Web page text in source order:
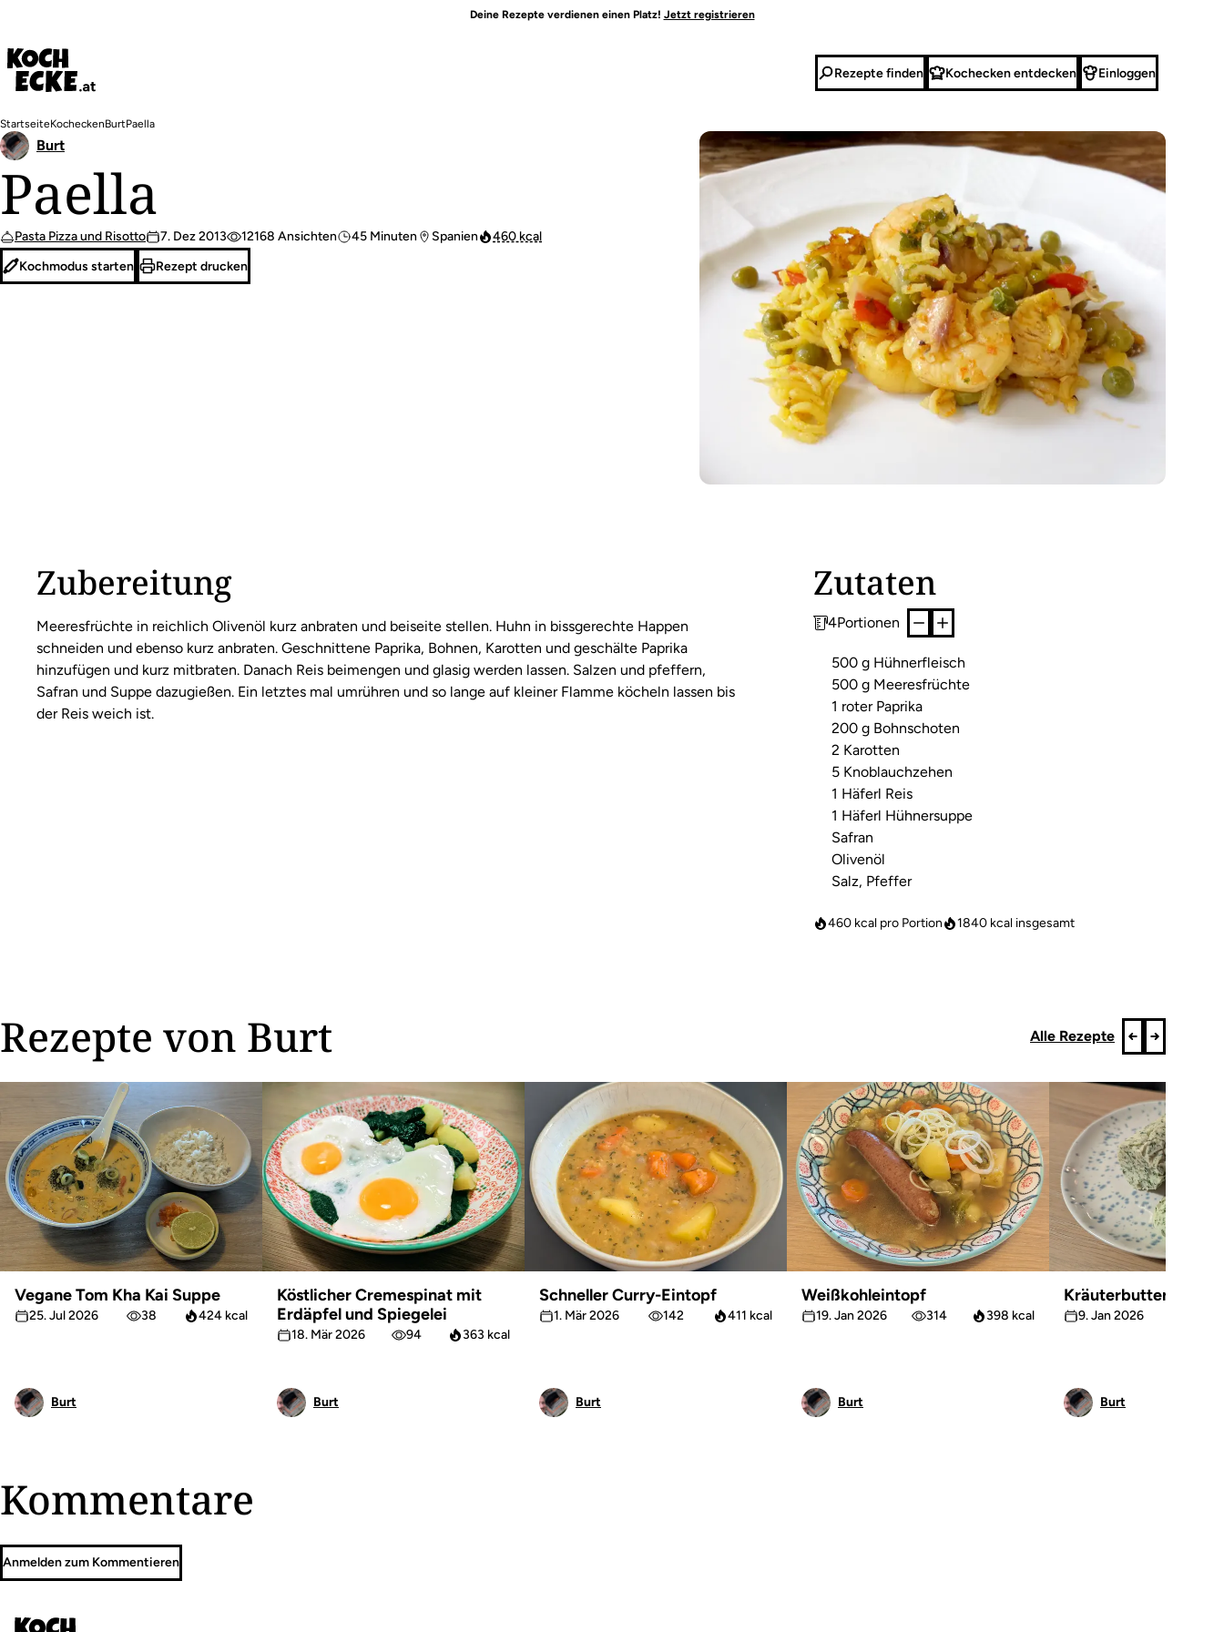
Inhalt
Deine Rezepte verdienen einen Platz! Jetzt registrieren
Rezepte finden Kochecken entdecken Einloggen
Pfadnavigation
StartseiteKocheckenBurtPaella
Paella
Pasta Pizza und Risotto 7. Dez 2013 12168 Ansichten 45 Minuten Spanien 460 kcal
Burt
Kochmodus starten Rezept drucken
Zubereitung
Meeresfrüchte in reichlich Olivenöl kurz anbraten und beiseite stellen. Huhn in bissgerechte Happen
schneiden und ebenso kurz anbraten. Geschnittene Paprika, Bohnen, Karotten und geschälte Paprika
hinzufügen und kurz mitbraten. Danach Reis beimengen und glasig werden lassen. Salzen und pfeffern,
Safran und Suppe dazugießen. Ein letztes mal umrühren und so lange auf kleiner Flamme köcheln lassen bis
der Reis weich ist.
Zutaten
4Portionen
500 g Hühnerfleisch
500 g Meeresfrüchte
1 roter Paprika
200 g Bohnschoten
2 Karotten
5 Knoblauchzehen
1 Häferl Reis
1 Häferl Hühnersuppe
Safran
Olivenöl
Salz, Pfeffer
460 kcal pro Portion 1840 kcal insgesamt
Rezepte von Burt Alle Rezepte
Vegane Tom Kha Kai Suppe
25. Jul 2026 38 424 kcal
Burt
Köstlicher Cremespinat mit
Erdäpfel und Spiegelei
18. Mär 2026 94 363 kcal
Burt
Schneller Curry-Eintopf
1. Mär 2026 142 411 kcal
Burt
Weißkohleintopf
19. Jan 2026 314 398 kcal
Burt
Kräuterbutter
9. Jan 2026
Burt
Kommentare
Anmelden zum Kommentieren